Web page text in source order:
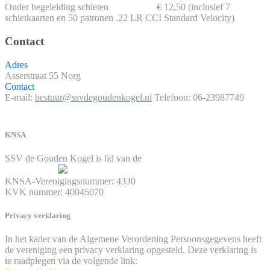
Onder begeleiding schieten € 12,50 (inclusief 7
schietkaarten en 50 patronen .22 LR CCI Standard Velocity)
Contact
Adres
Asserstraat 55 Norg
Contact
E-mail: bestuur@ssvdegoudenkogel.nl Telefoon: 06-23987749
KNSA
SSV de Gouden Kogel is lid van de
KNSA-Verenigingsnummer: 4330
KVK nummer: 40045070
Privacy verklaring
In het kader van de Algemene Verordening Persoonsgegevens heeft
de vereniging een privacy verklaring opgesteld. Deze verklaring is
te raadplegen via de volgende link: